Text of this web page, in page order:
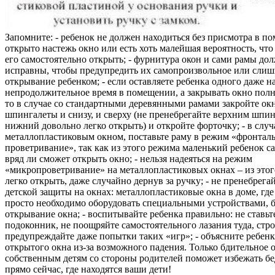
Запомните: - ребенок не должен находиться без присмотра в
открыто настежь окно или есть хоть малейшая вероятность,
его самостоятельно открыть; - фурнитура окон и сами рамы
исправны, чтобы предупредить их самопроизвольное или
открывание ребенком; - если оставляете ребенка одного даже
непродолжительное время в помещении, а закрывать окно
то в случае со стандартными деревянными рамами закройте
шпингалеты и снизу, и сверху (не пренебрегайте верхним
нижний довольно легко открыть) и откройте форточку; - в
металлопластиковым окном, поставьте раму в режим
проветривание», так как из этого режима маленький ребенок
вряд ли сможет открыть окно; - нельзя надеяться на режим
«микропроветривание» на металлопластиковых окнах – из
легко открыть, даже случайно дернув за ручку; - не
детской защиты на окнах: металлопластиковые окна в доме, где
просто необходимо оборудовать специальными
открывание окна; - воспитывайте ребенка правильно: не
подоконник, не поощряйте самостоятельного лазания туда,
предупреждайте даже попытки таких «игр»; - объясните
открытого окна из-за возможного падения. Только бдительное
собственным детям со стороны родителей поможет избежать
прямо сейчас, где находятся ваши дети!